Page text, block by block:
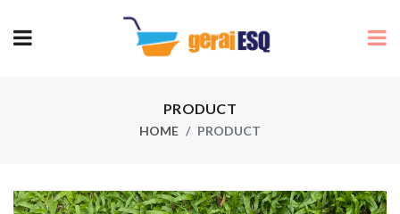
PRODUCT
HOME PRODUCT